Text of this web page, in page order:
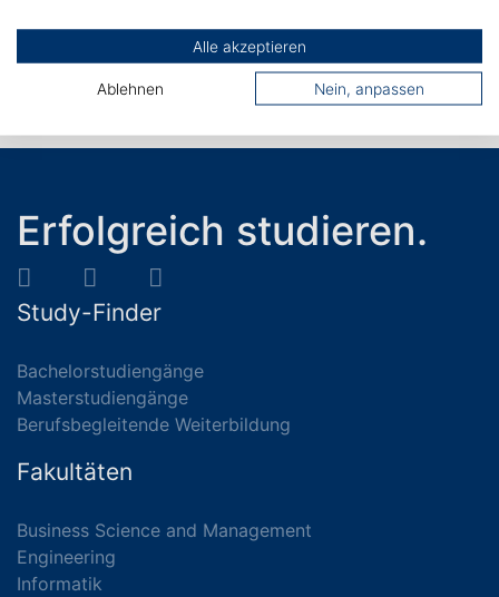
FAX +49 (0) 7571 732 - 8229
Erfolgreich studieren.
Study-Finder
Bachelorstudiengänge
Masterstudiengänge
Berufsbegleitende Weiterbildung
Fakultäten
Business Science and Management
Engineering
Informatik
Alle akzeptieren
Ablehnen Nein, anpassen